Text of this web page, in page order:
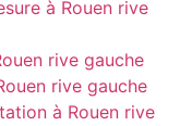
à Rouen rive
rive gauche
rive gauche
à Rouen rive